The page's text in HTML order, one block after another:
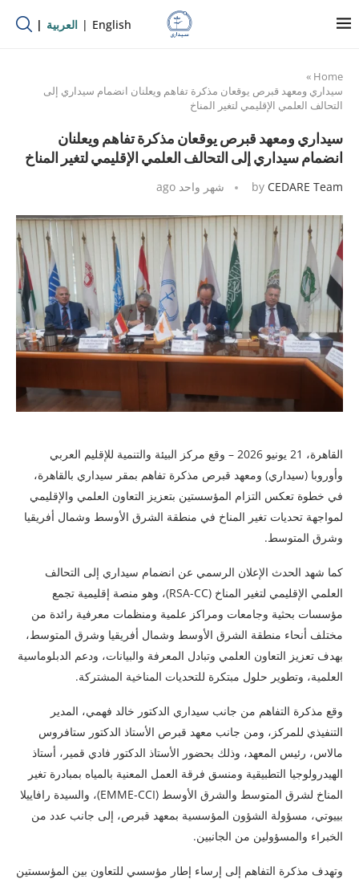
English العربية
Home
»
سيداري ومعهد قبرص يوقعان مذكرة تفاهم ويعلنان انضمام سيداري إلى
التحالف العلمي الإقليمي لتغير المناخ
سيداري ومعهد قبرص يوقعان مذكرة تفاهم ويعلنان
انضمام سيداري إلى التحالف العلمي الإقليمي لتغير المناخ
by CEDARE Team شهر واحد ago
القاهرة، 21 يونيو 2026 – وقع مركز البيئة والتنمية للإقليم العربي
وأوروبا (سيداري) ومعهد قبرص مذكرة تفاهم بمقر سيداري بالقاهرة،
في خطوة تعكس التزام المؤسستين بتعزيز التعاون العلمي والإقليمي
لمواجهة تحديات تغير المناخ في منطقة الشرق الأوسط وشمال أفريقيا
وشرق المتوسط.
كما شهد الحدث الإعلان الرسمي عن انضمام سيداري إلى التحالف
العلمي الإقليمي لتغير المناخ (RSA-CC)، وهو منصة إقليمية تجمع
مؤسسات بحثية وجامعات ومراكز علمية ومنظمات معرفية رائدة من
مختلف أنحاء منطقة الشرق الأوسط وشمال أفريقيا وشرق المتوسط،
بهدف تعزيز التعاون العلمي وتبادل المعرفة والبيانات، ودعم الدبلوماسية
العلمية، وتطوير حلول مبتكرة للتحديات المناخية المشتركة.
وقع مذكرة التفاهم من جانب سيداري الدكتور خالد فهمي، المدير
التنفيذي للمركز، ومن جانب معهد قبرص الأستاذ الدكتور ستافروس
مالاس، رئيس المعهد، وذلك بحضور الأستاذ الدكتور فادي قمير، أستاذ
الهيدرولوجيا التطبيقية ومنسق فرقة العمل المعنية بالمياه بمبادرة تغير
المناخ لشرق المتوسط والشرق الأوسط (EMME-CCI)، والسيدة رافاييلا
بييوتي، مسؤولة الشؤون المؤسسية بمعهد قبرص، إلى جانب عدد من
الخبراء والمسؤولين من الجانبين.
وتهدف مذكرة التفاهم إلى إرساء إطار مؤسسي للتعاون بين المؤسستين